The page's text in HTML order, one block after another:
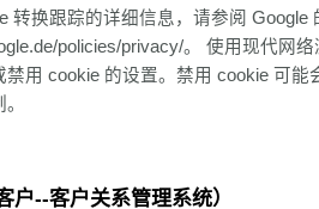
转换跟踪的详细信息，请参阅 Google
policies/privacy/。 使用现代网络
用 cookie 的设置。禁用 cookie 可能
--客户关系管理系统）